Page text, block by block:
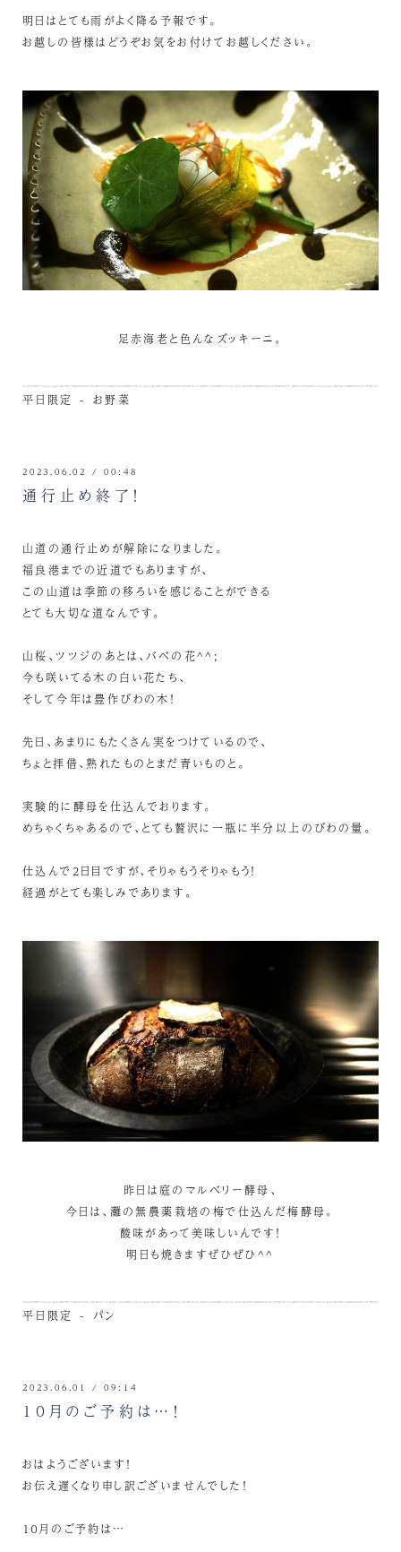
明日はとても雨がよく降る予報です。
お越しの皆様はどうぞお気をお付けてお越しください。
足赤海老と色んなズッキーニ。
平日限定 - お野菜
2023.06.02 / 00:48
通行止め終了！
山道の通行止めが解除になりました。
福良港までの近道でもありますが、
この山道は季節の移ろいを感じることができる
とても大切な道なんです。
山桜、ツツジのあとは、バベの花^^;
今も咲いてる木の白い花たち、
そして今年は豊作びわの木！
先日、あまりにもたくさん実をつけているので、
ちょと拝借、熟れたものとまだ青いものと。
実験的に酵母を仕込んでおります。
めちゃくちゃあるので、とても贅沢に一瓶に半分以上のびわの量。
仕込んで2日目ですが、そりゃもうそりゃもう！
経過がとても楽しみであります。
昨日は庭のマルベリー酵母、
今日は、灘の無農薬栽培の梅で仕込んだ梅酵母。
酸味があって美味しいんです！
明日も焼きますぜひぜひ^^
平日限定 - パン
2023.06.01 / 09:14
１０月のご予約は…！
おはようございます！
お伝え遅くなり申し訳ございませんでした！
１０月のご予約は…